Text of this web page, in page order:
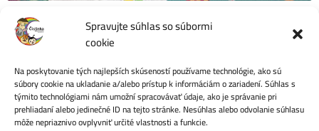
Spravujte súhlas so súbormi
cookie
Na poskytovanie tých najlepších skúseností používame technológie, ako sú
súbory cookie na ukladanie a/alebo prístup k informáciám o zariadení. Súhlas s
týmito technológiami nám umožní spracovávať údaje, ako je správanie pri
prehliadaní alebo jedinečné ID na tejto stránke. Nesúhlas alebo odvolanie súhlasu
môže nepriaznivo ovplyvniť určité vlastnosti a funkcie.
Počet videní:8